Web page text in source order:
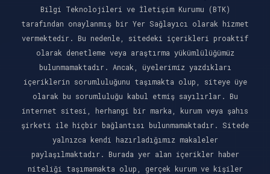
Bilgi Teknolojileri ve İletişim Kurumu (BTK)
tarafından onaylanmış bir Yer Sağlayıcı olarak hizmet
vermektedir. Bu nedenle, sitedeki içerikleri proaktif
olarak denetleme veya araştırma yükümlülüğümüz
bulunmamaktadır. Ancak, üyelerimiz yazdıkları
içeriklerin sorumluluğunu taşımakta olup, siteye üye
olarak bu sorumluluğu kabul etmiş sayılırlar. Bu
internet sitesi, herhangi bir marka, kurum veya şahıs
şirketi ile hiçbir bağlantısı bulunmamaktadır. Sitede
yalnızca kendi hazırladığımız makaleler
paylaşılmaktadır. Burada yer alan içerikler haber
niteliği taşımamakta olup, gerçek kurum ve kişiler